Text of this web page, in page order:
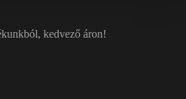
kedvező áron!